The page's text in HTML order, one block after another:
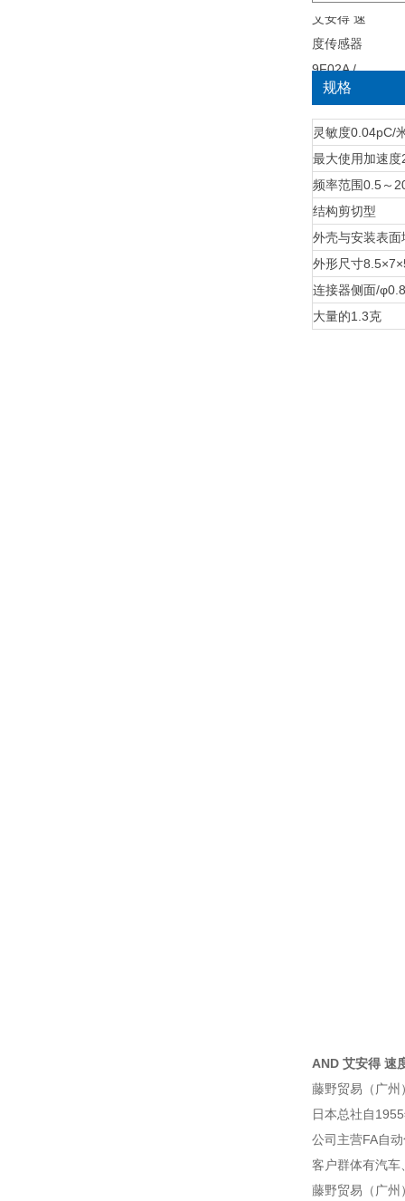
规格
灵敏度0.04pC/
最大使用加速度
频率范围0.5～
结构剪切型
外壳与安装表面
外形尺寸
连接器侧面/
大量的1.3克
AND 艾安得 速
藤野贸易（广州
日本总社自
公司主营FA自
客户群体有汽车
藤野贸易（广州